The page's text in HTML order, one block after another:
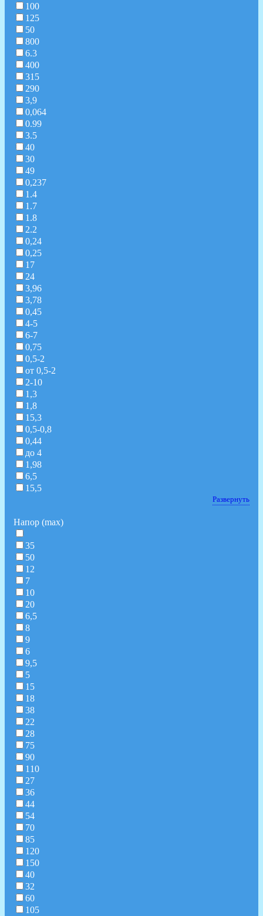
100
125
50
800
6.3
400
315
290
3,9
0,064
0.99
3.5
40
30
49
0,237
1.4
1.7
1.8
2.2
0,24
0,25
17
24
3,96
3,78
0,45
4-5
6-7
0,75
0,5-2
от 0,5-2
2-10
1,3
1,8
15,3
0,5-0,8
0,44
до 4
1,98
6,5
15,5
Развернуть
Напор (max)
35
50
12
7
10
20
6,5
8
9
6
9,5
5
15
18
38
22
28
75
90
110
27
36
44
54
70
85
120
150
40
32
60
105